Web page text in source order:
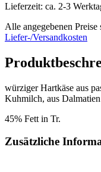
Lieferzeit: ca. 2-3
Alle angegebenen
Liefer-/Versandkosten
würziger Hartkäse aus
Kuhmilch, aus Dalmatien
45% Fett in Tr.
Zusätzliche